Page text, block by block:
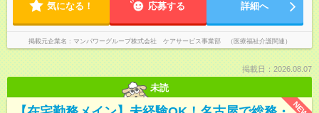
気になる！ 応募する 詳細へ
掲載元企業名 マンパワーグループ株式会社 ケアサービス事業部 （医療福祉介護関連）
掲載日：2026.08.07
未読
NEW